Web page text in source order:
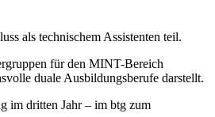
als technischem Assistenten teil.
für den MINT-Bereich
duale Ausbildungsberufe darstellt.
im dritten Jahr – im btg zum